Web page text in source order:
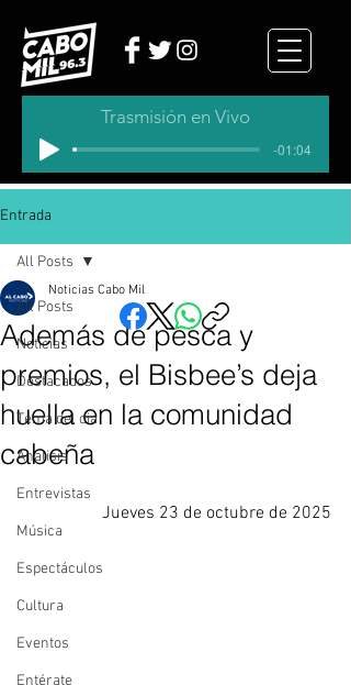
Trasmisión en Vivo
-01:04
Entrada
All Posts
Noticias
Destacados
Tema del dia
Analisis
Entrevistas
Música
Espectáculos
Cultura
Eventos
Entérate
All Posts
Además de pesca y
premios, el Bisbee’s deja
huella en la comunidad
cabeña
Noticias Cabo Mil
Jueves 23 de octubre de 2025